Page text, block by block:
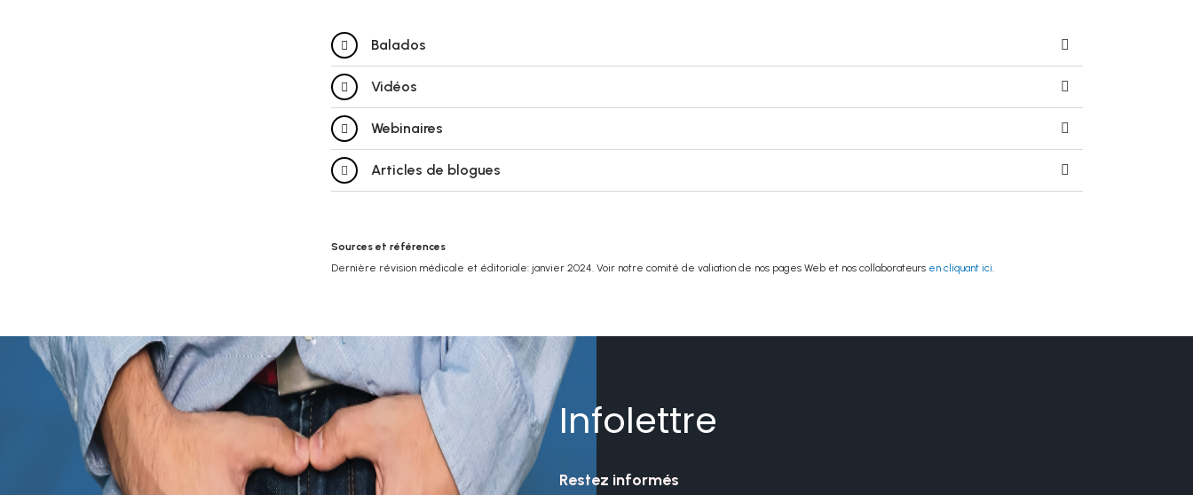
Balados
Vidéos
Webinaires
Articles de blogues
Sources et références
Dernière révision médicale et éditoriale: janvier 2024. Voir notre comité de valiation de nos pages Web et nos collaborateurs en cliquant ici.
Infolettre
Restez informés